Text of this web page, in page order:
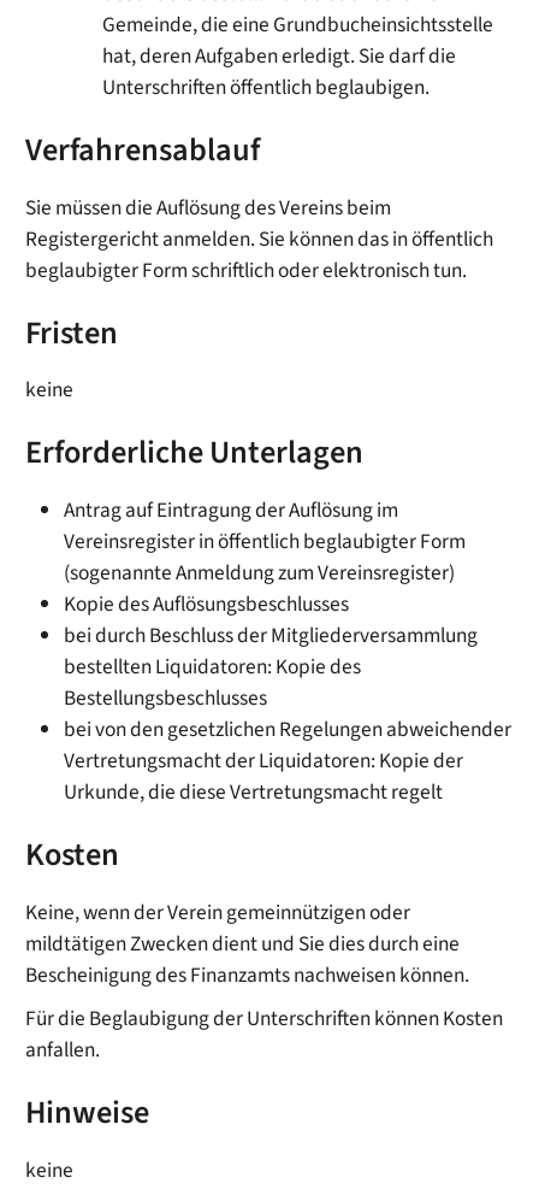
Gemeinde, die eine Grundbucheinsichtsstelle
hat, deren Aufgaben erledigt. Sie darf die
Unterschriften öffentlich beglaubigen.
Verfahrensablauf
Sie müssen die Auflösung des Vereins beim
Registergericht anmelden. Sie können das in öffentlich
beglaubigter Form schriftlich oder elektronisch tun.
Fristen
keine
Erforderliche Unterlagen
Antrag auf Eintragung der Auflösung im
Vereinsregister in öffentlich beglaubigter Form
(sogenannte Anmeldung zum Vereinsregister)
Kopie des Auflösungsbeschlusses
bei durch Beschluss der Mitgliederversammlung
bestellten Liquidatoren: Kopie des
Bestellungsbeschlusses
bei von den gesetzlichen Regelungen abweichender
Vertretungsmacht der Liquidatoren: Kopie der
Urkunde, die diese Vertretungsmacht regelt
Kosten
Keine, wenn der Verein gemeinnützigen oder
mildtätigen Zwecken dient und Sie dies durch eine
Bescheinigung des Finanzamts nachweisen können.
Für die Beglaubigung der Unterschriften können Kosten
anfallen.
Hinweise
keine